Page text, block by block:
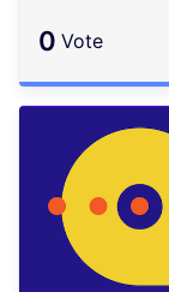
0 vote